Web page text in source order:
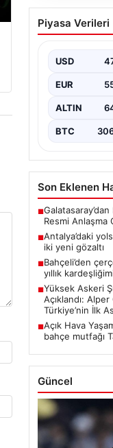
Piyasa Verileri
USD
EUR
ALTIN
BTC
Son Eklenen
■Galatasaray’dan
Resmi Anlaşma
■Antalya’daki
iki yeni gözaltı
■Bahçeli’den
yıllık
■Yüksek Askeri
Açıklandı:
Türkiye’nin İlk
■Açık Hava
bahçe mutfağı
Güncel